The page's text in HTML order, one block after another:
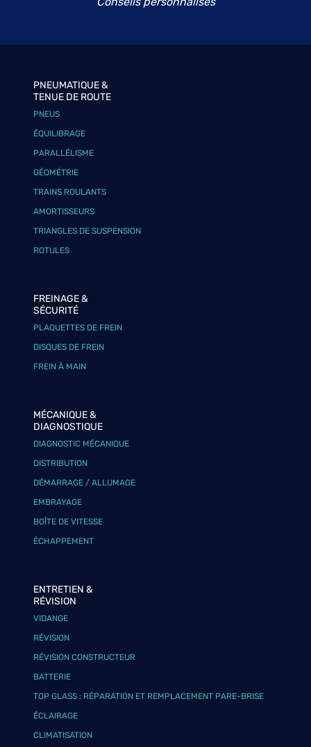
PNEUMATIQUE &
TENUE DE ROUTE
PNEUS
ÉQUILIBRAGE
PARALLÉLISME
GÉOMÉTRIE
TRAINS ROULANTS
AMORTISSEURS
TRIANGLES DE SUSPENSION
ROTULES
FREINAGE &
SÉCURITÉ
PLAQUETTES DE FREIN
DISQUES DE FREIN
FREIN À MAIN
MÉCANIQUE &
DIAGNOSTIQUE
DIAGNOSTIC MÉCANIQUE
DISTRIBUTION
DÉMARRAGE / ALLUMAGE
EMBRAYAGE
BOÎTE DE VITESSE
ÉCHAPPEMENT
ENTRETIEN &
RÉVISION
VIDANGE
RÉVISION
RÉVISION CONSTRUCTEUR
BATTERIE
TOP GLASS : RÉPARATION ET REMPLACEMENT PARE-BRISE
ÉCLAIRAGE
CLIMATISATION